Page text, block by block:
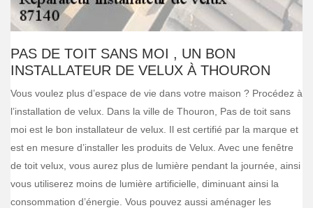
PAS DE TOIT SANS MOI , UN BON
INSTALLATEUR DE VELUX À THOURON
Vous voulez plus d’espace de vie dans votre maison ? Procédez à
l’installation de velux. Dans la ville de Thouron, Pas de toit sans
moi est le bon installateur de velux. Il est certifié par la marque et
est en mesure d’installer les produits de Velux. Avec une fenêtre
de toit velux, vous aurez plus de lumière pendant la journée, ainsi
vous utiliserez moins de lumière artificielle, diminuant ainsi la
consommation d’énergie. Vous pouvez aussi aménager les